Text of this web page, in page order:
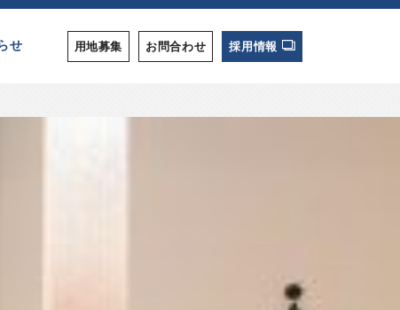
せ 用地募集 お問合わせ 採用情報